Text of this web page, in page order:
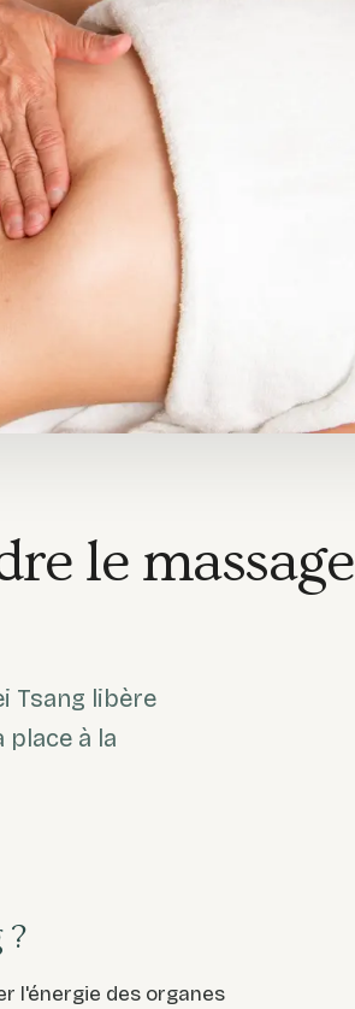
le massage
Tsang libère
place à la
?
l'énergie des organes